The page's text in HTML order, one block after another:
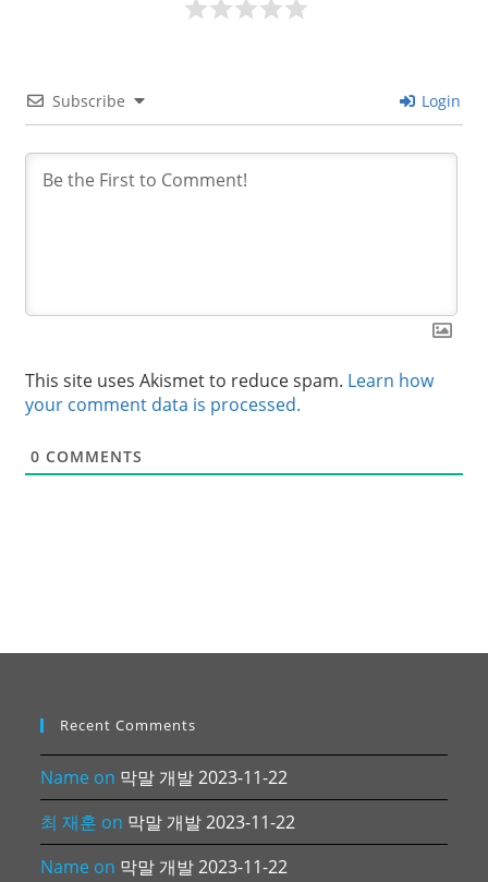
Subscribe Login
This site uses Akismet to reduce spam. Learn how
your comment data is processed.
0 COMMENTS
Recent Comments
Name on 막말 개발 2023-11-22
최 재훈 on 막말 개발 2023-11-22
Name on 막말 개발 2023-11-22